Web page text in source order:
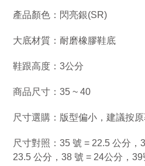
產品顏色：閃亮銀(SR)
大底材質：耐磨橡膠鞋底
鞋跟高度：3公分
商品尺寸：35 ~ 40
尺寸選購：版型偏小，建議按原
尺寸對照：35 號 = 22.5 公分，
23.5 公分，38 號 = 24公分，